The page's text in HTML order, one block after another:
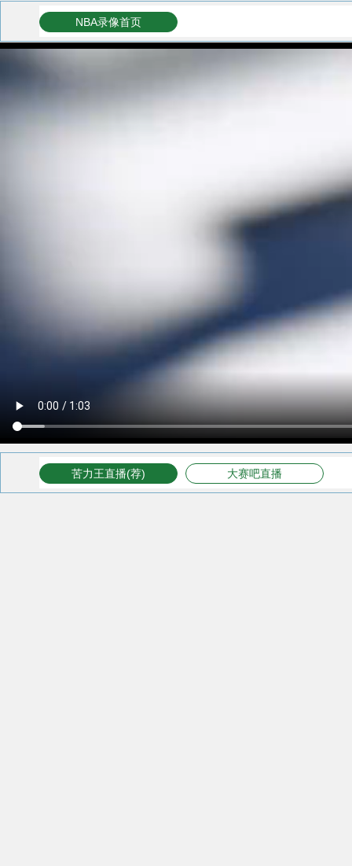
NBA录像首页
苦力王直播(荐) 大赛吧直播